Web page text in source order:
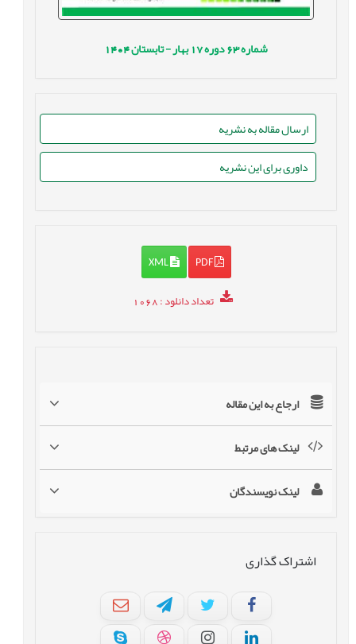
شماره63 دوره17 بهار - تابستان1404
ارسال مقاله به نشریه
داوری برای این نشریه
PDF
XML
تعداد دانلود: 1068
ارجاع به این مقاله
لینک های مرتبط
لینک نویسندگان
اشتراک گذاری